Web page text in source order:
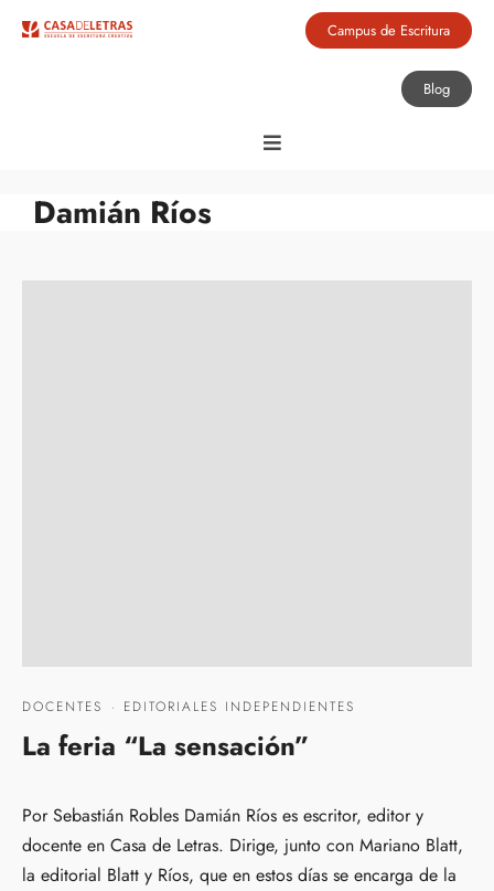
Campus de Escritura
Blog
Damián Ríos
DOCENTES · EDITORIALES INDEPENDIENTES
La feria “La sensación”
Por Sebastián Robles Damián Ríos es escritor, editor y
docente en Casa de Letras. Dirige, junto con Mariano Blatt,
la editorial Blatt y Ríos, que en estos días se encarga de la